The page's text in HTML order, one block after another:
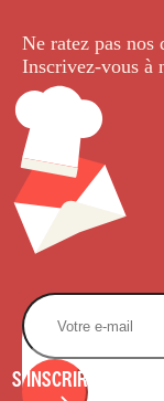
Ne ratez pas nos
Inscrivez-vous à
S'INSCRIRE